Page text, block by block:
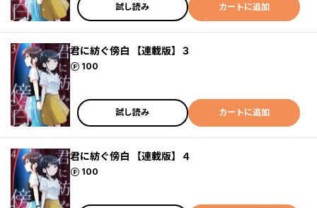
試し読み カートに追加
君に紡ぐ傍白 【連載版】３
100
ポイント
試し読み カートに追加
君に紡ぐ傍白 【連載版】４
100
ポイント